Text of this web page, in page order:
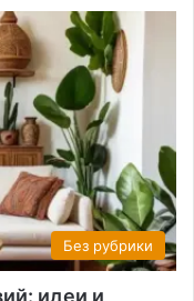
Без рубрики
идеи и